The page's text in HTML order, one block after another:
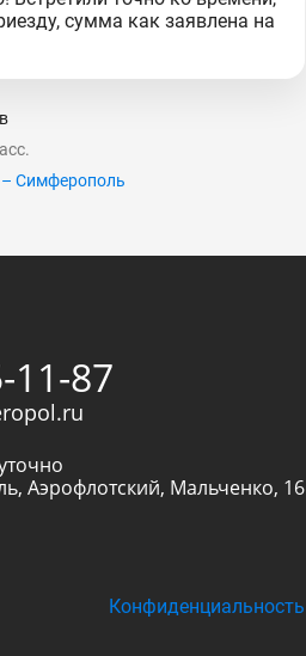
сумма как заявлена на
Симферополь
11-87
, Аэрофлотский, Мальченко, 16
Конфиденциальность